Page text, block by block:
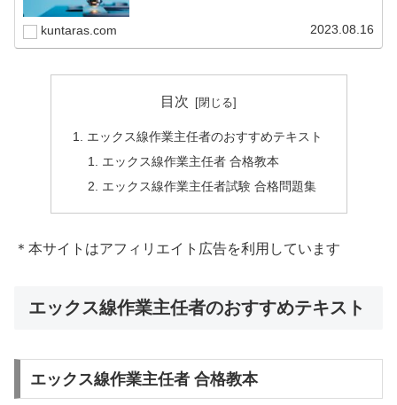
kuntaras.com 2023.08.16
目次
エックス線作業主任者のおすすめテキスト
エックス線作業主任者 合格教本
エックス線作業主任者試験 合格問題集
＊本サイトはアフィリエイト広告を利用しています
エックス線作業主任者のおすすめテキスト
エックス線作業主任者 合格教本